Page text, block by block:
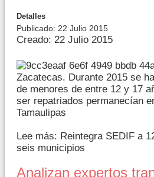
Detalles
Publicado: 22 Julio 2015
Creado: 22 Julio 2015
Zacatecas. Durante 2015 se
de menores de entre 12 y 17
ser repatriados permanecían
Tamaulipas
Lee más: Reintegra SEDIF a
seis municipios
Analizan expertos